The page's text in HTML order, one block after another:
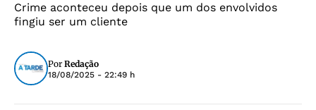
Crime aconteceu depois que um dos envolvidos
fingiu ser um cliente
Por Redação
18/08/2025 - 22:49 h